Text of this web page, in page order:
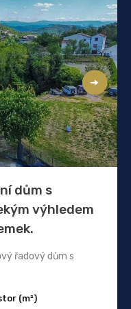
dům s
výhledem
řadový dům s
(m²)